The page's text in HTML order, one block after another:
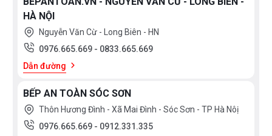
HÀ NỘI
Nguyễn Văn Cừ - Long Biên - HN
0976.665.669 - 0833.665.669
Dẫn đường
BẾP AN TOÀN SÓC SƠN
Thôn Hương Đình - Xã Mai Đình - Sóc Sơn - TP Hà Nôị
0976.665.669 - 0912.331.335